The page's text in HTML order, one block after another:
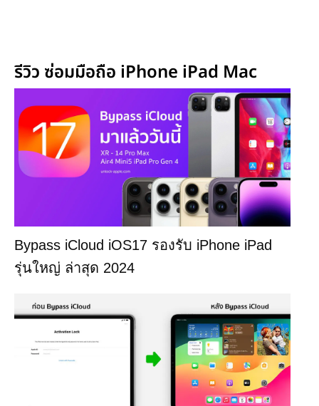
รีวิว ซ่อมมือถือ iPhone iPad Mac
Bypass iCloud iOS17 รองรับ iPhone iPad
รุ่นใหญ่ ล่าสุด 2024